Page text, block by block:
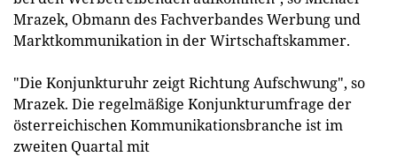
Mrazek, Obmann des Fachverbandes Werbung und
Marktkommunikation in der Wirtschaftskammer.
"Die Konjunkturuhr zeigt Richtung Aufschwung", so
Mrazek. Die regelmäßige Konjunkturumfrage der
österreichischen Kommunikationsbranche ist im
zweiten Quartal mit